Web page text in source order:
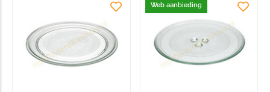
Web aanbieding